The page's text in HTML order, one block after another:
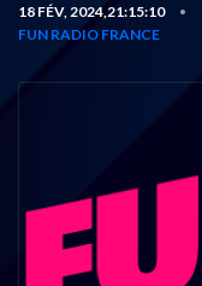
18 FÉV, 2024,21:15:10 •
FUN RADIO FRANCE